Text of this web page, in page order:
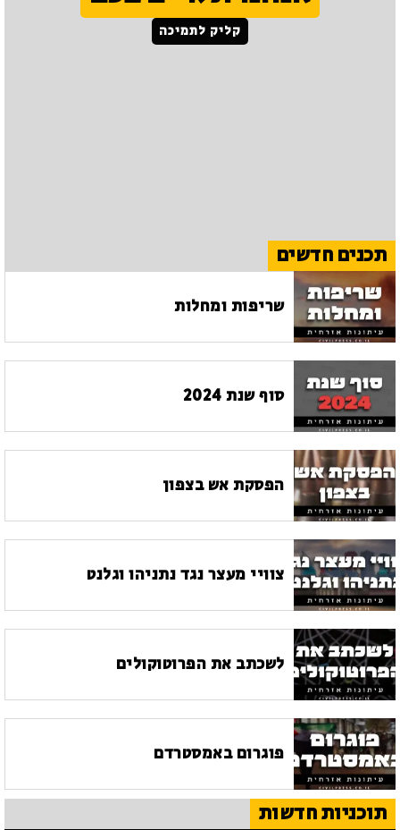
קליק לתמיכה
תכנים חדשים
שריפות ומחלות
סוף שנת 2024
הפסקת אש בצפון
צוויי מעצר נגד נתניהו וגלנט
לשכתב את הפרוטוקולים
פוגרום באמסטרדם
תוכניות חדשות